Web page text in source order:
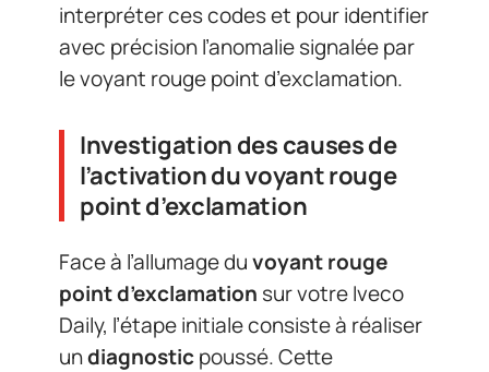
interpréter ces codes et pour identifier
avec précision l’anomalie signalée par
le voyant rouge point d’exclamation.
Investigation des causes de
l’activation du voyant rouge
point d’exclamation
Face à l’allumage duvoyant rouge
point d’exclamation sur votre Iveco
Daily, l’étape initiale consiste à réaliser
undiagnosticpoussé. Cette